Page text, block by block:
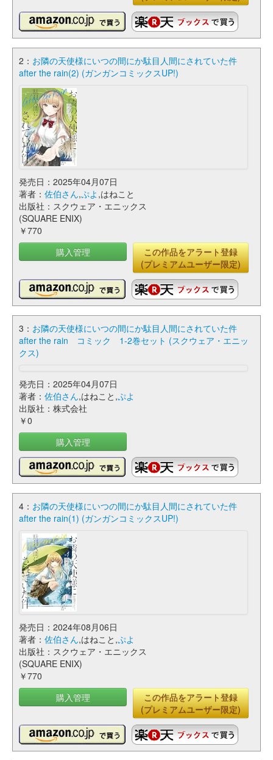
2： お隣の天使様にいつの間にか駄目人間にされていた件
after the rain(2) (ガンガンコミックスUP!)
発売日：2025年04月07日
著者： 佐伯さん,ぷよ ,はねこと
出版社：スクウェア・エニックス
(SQUARE ENIX)
￥770
購入管理
この作品をアラート登録
(プレミアムユーザー限定)
3： お隣の天使様にいつの間にか駄目人間にされていた件
after the rain コミック 1-2巻セット (スクウェア・エニッ
クス)
発売日：2025年04月07日
著者： 佐伯さん,はねこと,ぷよ
出版社：株式会社
￥0
購入管理
4： お隣の天使様にいつの間にか駄目人間にされていた件
after the rain(1) (ガンガンコミックスUP!)
発売日：2024年08月06日
著者： 佐伯さん,はねこと,ぷよ
出版社：スクウェア・エニックス
(SQUARE ENIX)
￥770
購入管理
この作品をアラート登録
(プレミアムユーザー限定)